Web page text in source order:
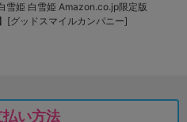
雪姫 白雪姫 Amazon.co.jp限定版
[グッドスマイルカンパニー]
払い方法